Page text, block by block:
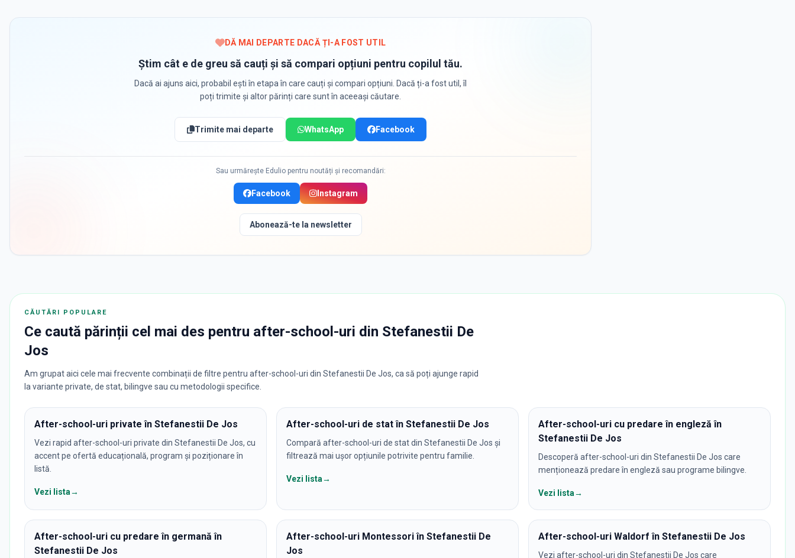
DĂ MAI DEPARTE DACĂ ȚI-A FOST UTIL
Știm cât e de greu să cauți și să compari opțiuni pentru copilul tău.
Dacă ai ajuns aici, probabil ești în etapa în care cauți și compari opțiuni. Dacă ți-a fost util, îl
poți trimite și altor părinți care sunt în aceeași căutare.
Trimite mai departe WhatsApp Facebook
Sau urmărește Edulio pentru noutăți și recomandări:
Facebook Instagram
Abonează-te la newsletter
CĂUTĂRI POPULARE
Ce caută părinții cel mai des pentru after-school-uri din Stefanestii De
Jos
Am grupat aici cele mai frecvente combinații de filtre pentru after-school-uri din Stefanestii De Jos, ca să poți ajunge rapid
la variante private, de stat, bilingve sau cu metodologii specifice.
After-school-uri private în Stefanestii De Jos
Vezi rapid after-school-uri private din Stefanestii De Jos, cu
accent pe ofertă educațională, program și poziționare în
listă.
Vezi lista→
After-school-uri de stat în Stefanestii De Jos
Compară after-school-uri de stat din Stefanestii De Jos și
filtrează mai ușor opțiunile potrivite pentru familie.
Vezi lista→
After-school-uri cu predare în engleză în
Stefanestii De Jos
Descoperă after-school-uri din Stefanestii De Jos care
menționează predare în engleză sau programe bilingve.
Vezi lista→
After-school-uri cu predare în germană în
Stefanestii De Jos
After-school-uri Montessori în Stefanestii De
Jos
After-school-uri Waldorf în Stefanestii De Jos
Vezi after-school-uri din Stefanestii De Jos care